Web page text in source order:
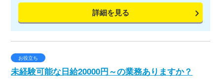
詳細を見る
お役立ち
未経験可能な日給20000円～の業務ありますか？